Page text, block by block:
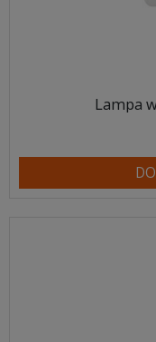
Lampa